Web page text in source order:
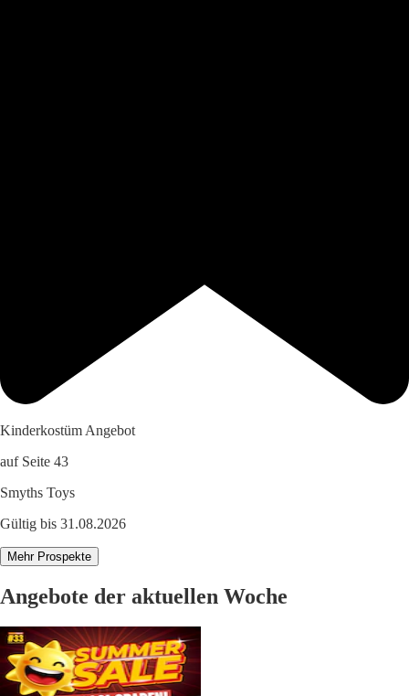
Kinderkostüm Angebot
auf Seite 43
Smyths Toys
Gültig bis 31.08.2026
Mehr Prospekte
Angebote der aktuellen Woche